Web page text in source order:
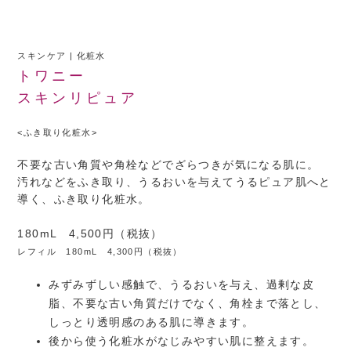
スキンケア | 化粧水
トワニー
スキンリピュア
<ふき取り化粧水>
不要な古い角質や角栓などでざらつきが気になる肌に。
汚れなどをふき取り、うるおいを与えてうるピュア肌へと
導く、ふき取り化粧水。
180mL 4,500円（税抜）
レフィル 180mL 4,300円（税抜）
みずみずしい感触で、うるおいを与え、過剰な皮
脂、不要な古い角質だけでなく、角栓まで落とし、
しっとり透明感のある肌に導きます。
後から使う化粧水がなじみやすい肌に整えます。